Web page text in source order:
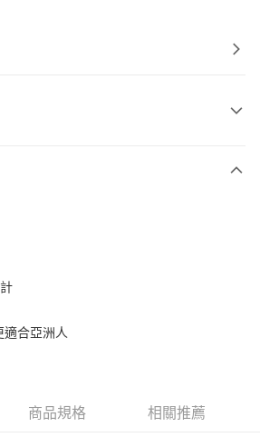
名單/不支援離島取退>
合亞洲人
商品規格 相關推薦